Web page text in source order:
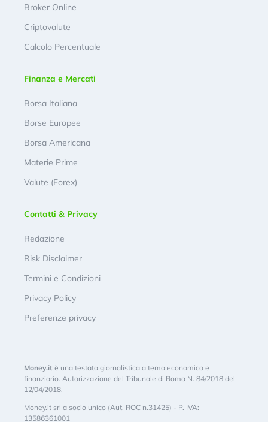
Broker Online
Criptovalute
Calcolo Percentuale
Finanza e Mercati
Borsa Italiana
Borse Europee
Borsa Americana
Materie Prime
Valute (Forex)
Contatti & Privacy
Redazione
Risk Disclaimer
Termini e Condizioni
Privacy Policy
Preferenze privacy
Money.it è una testata giornalistica a tema economico e
finanziario. Autorizzazione del Tribunale di Roma N. 84/2018 del
12/04/2018.
Money.it srl a socio unico (Aut. ROC n.31425) - P. IVA:
13586361001